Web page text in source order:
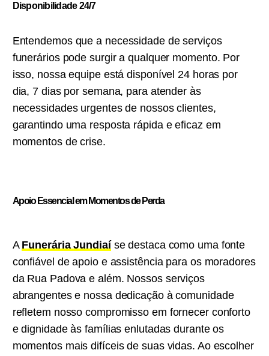
Disponibilidade 24/7
Entendemos que a necessidade de serviços
funerários pode surgir a qualquer momento. Por
isso, nossa equipe está disponível 24 horas por
dia, 7 dias por semana, para atender às
necessidades urgentes de nossos clientes,
garantindo uma resposta rápida e eficaz em
momentos de crise.
Apoio Essencial em Momentos de Perda
A Funerária Jundiaíse destaca como uma fonte
confiável de apoio e assistência para os moradores
da Rua Padova e além. Nossos serviços
abrangentes e nossa dedicação à comunidade
refletem nosso compromisso em fornecer conforto
e dignidade às famílias enlutadas durante os
momentos mais difíceis de suas vidas. Ao escolher